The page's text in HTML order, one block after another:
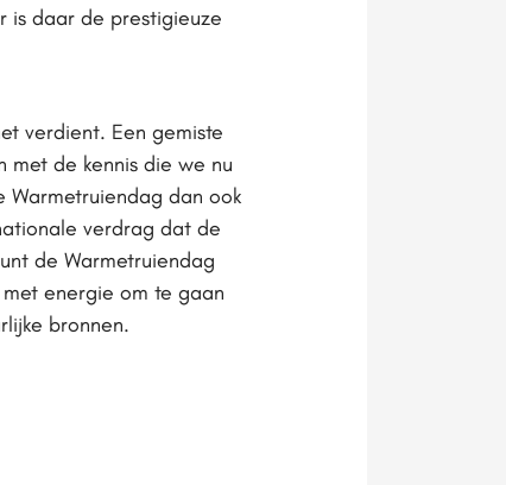
is daar de prestigieuze
verdient. Een gemiste
met de kennis die we nu
dan ook
verdrag dat de
de Warmetruiendag
energie om te gaan
bronnen.